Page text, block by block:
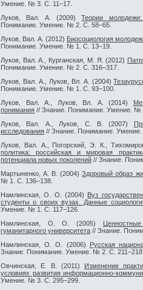
Умение. № 3. С. 11–17.
Луков, Вал. А. (2009)Теории
Понимание. Умение. № 2. С. 58–65.
Луков, Вал. А. (2012) Биосоциология
Понимание. Умение. № 1. С. 13–19.
Луков, Вал. А., Курганская, М. Я. (2012)
Понимание. Умение. № 2. С. 316–317.
Луков, Вал. А., Луков, Вл. А. (2004)
Понимание. Умение. № 1. С. 93–100.
Луков, Вал. А., Луков, Вл. А. (2014)
понимания // Знание. Понимание. Умение. №
Луков, Вал. А., Луков, С. В. (2007)
исследования // Знание. Понимание.
Луков, Вал. А., Погорский, Э. К.,
политика: российская и мировая
потенциала новых поколений // Знание.
Мартыненко, А. В. (2004)Здоровый образ
№ 1. С. 136–138.
Намлинская, О. О. (2004)
Вуз
студенты о своих вузах. Данные
Умение. № 1. С. 117–126.
Намлинская, О. О. (2005)
гуманитарного университета // Знание.
Намлинская, О. О. (2006)
Русская
Знание. Понимание. Умение. № 2. С.
Овчинская, Е. В. (2011)
Изменение
условиях развития информационно-
Умение. № 3. С. 295–299.